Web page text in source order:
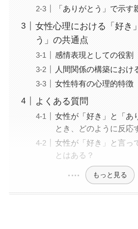
「ありがとう」で示す
女性心理における「好き
う」の共通点
感情表現としての役割
人間関係の構築におけ
女性特有の心理的特徴
よくある質問
女性が「好き」と「あ
とき、どのように反応
女性が「好き」と言っ
とはある？
もっと見る